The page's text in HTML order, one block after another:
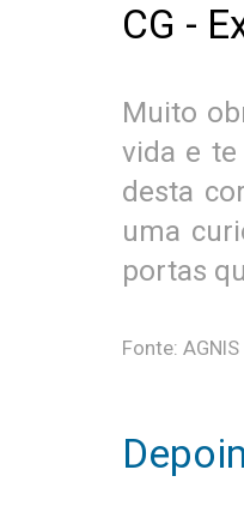
CG -
Muito
vida e
desta
uma
portas
Fonte: AGNIS